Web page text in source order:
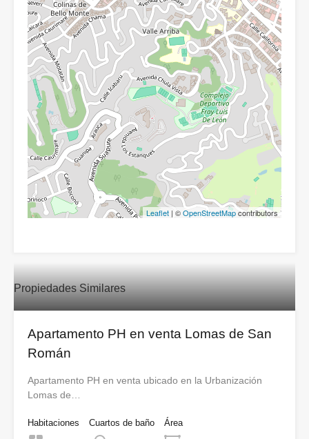
Leaflet | ©OpenStreetMapcontributors
Propiedades Similares
Apartamento PH en venta Lomas de San
Román
Apartamento PH en venta ubicado en la Urbanización
Lomas de…
Habitaciones
Cuartos de baño
Área